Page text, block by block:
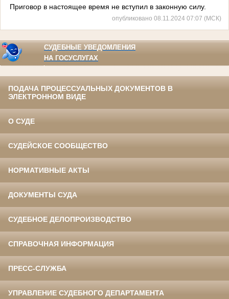
Приговор в настоящее время не вступил в законную силу.
опубликовано 08.11.2024 07:07 (МСК)
СУДЕБНЫЕ УВЕДОМЛЕНИЯ
НА ГОСУСЛУГАХ
ПОДАЧА ПРОЦЕССУАЛЬНЫХ ДОКУМЕНТОВ В
ЭЛЕКТРОННОМ ВИДЕ
О СУДЕ
СУДЕЙСКОЕ СООБЩЕСТВО
НОРМАТИВНЫЕ АКТЫ
ДОКУМЕНТЫ СУДА
СУДЕБНОЕ ДЕЛОПРОИЗВОДСТВО
СПРАВОЧНАЯ ИНФОРМАЦИЯ
ПРЕСС-СЛУЖБА
УПРАВЛЕНИЕ СУДЕБНОГО ДЕПАРТАМЕНТА